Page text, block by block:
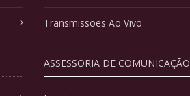
Transmissões Ao Vivo
ASSESSORIA DE COMUNICAÇÃO